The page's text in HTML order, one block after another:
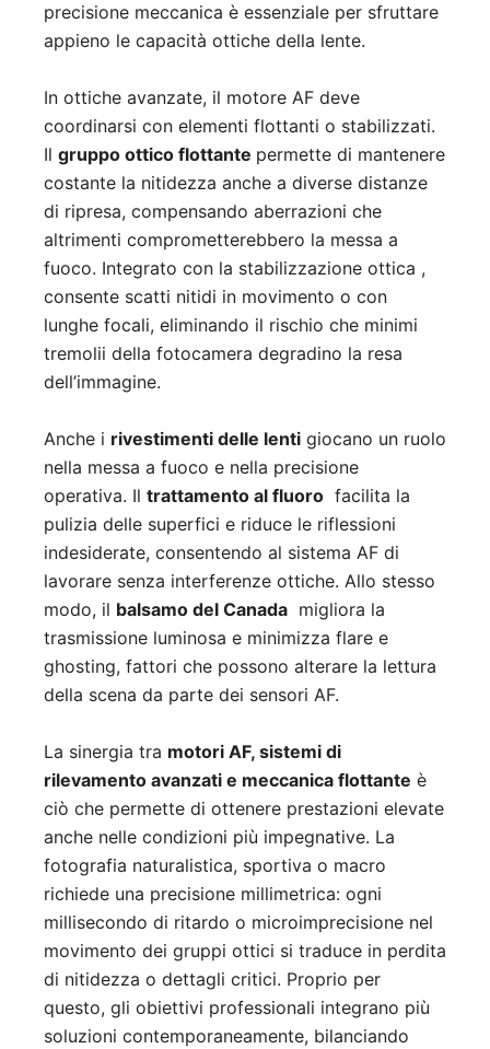
precisione meccanica è essenziale per sfruttare
appieno le capacità ottiche della lente.
In ottiche avanzate, il motore AF deve
coordinarsi con elementi flottanti o stabilizzati.
Il gruppo ottico flottante permette di mantenere
costante la nitidezza anche a diverse distanze
di ripresa, compensando aberrazioni che
altrimenti comprometterebbero la messa a
fuoco. Integrato con la stabilizzazione ottica ,
consente scatti nitidi in movimento o con
lunghe focali, eliminando il rischio che minimi
tremolii della fotocamera degradino la resa
dell’immagine.
Anche i rivestimenti delle lenti giocano un ruolo
nella messa a fuoco e nella precisione
operativa. Il trattamento al fluoro facilita la
pulizia delle superfici e riduce le riflessioni
indesiderate, consentendo al sistema AF di
lavorare senza interferenze ottiche. Allo stesso
modo, il balsamo del Canada migliora la
trasmissione luminosa e minimizza flare e
ghosting, fattori che possono alterare la lettura
della scena da parte dei sensori AF.
La sinergia tra motori AF, sistemi di
rilevamento avanzati e meccanica flottante è
ciò che permette di ottenere prestazioni elevate
anche nelle condizioni più impegnative. La
fotografia naturalistica, sportiva o macro
richiede una precisione millimetrica: ogni
millisecondo di ritardo o microimprecisione nel
movimento dei gruppi ottici si traduce in perdita
di nitidezza o dettagli critici. Proprio per
questo, gli obiettivi professionali integrano più
soluzioni contemporaneamente, bilanciando